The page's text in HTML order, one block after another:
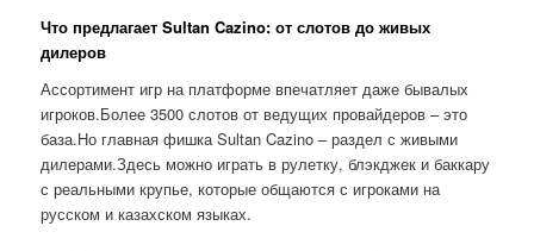
Что предлагает Sultan Cazino: от слотов до живых
дилеров
Ассортимент игр на платформе впечатляет даже бывалых
игроков.Более 3500 слотов от ведущих провайдеров – это
база.Но главная фишка Sultan Cazino – раздел с живыми
дилерами.Здесь можно играть в рулетку, блэкджек и баккару
с реальными крупье, которые общаются с игроками на
русском и казахском языках.